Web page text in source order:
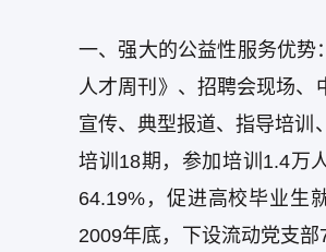
一、强大的公益性服务优势
人才周刊》、招聘会现场、
宣传、典型报道、指导培训
培训18期，参加培训1.4万
64.19%，促进高校毕业生
2009年底，下设流动党支